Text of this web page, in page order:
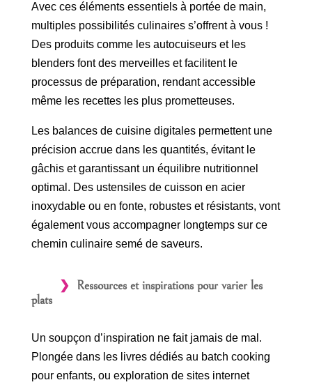
Avec ces éléments essentiels à portée de main,
multiples possibilités culinaires s’offrent à vous !
Des produits comme les autocuiseurs et les
blenders font des merveilles et facilitent le
processus de préparation, rendant accessible
même les recettes les plus prometteuses.
Les balances de cuisine digitales permettent une
précision accrue dans les quantités, évitant le
gâchis et garantissant un équilibre nutritionnel
optimal. Des ustensiles de cuisson en acier
inoxydable ou en fonte, robustes et résistants, vont
également vous accompagner longtemps sur ce
chemin culinaire semé de saveurs.
Ressources et inspirations pour varier les
plats
Un soupçon d’inspiration ne fait jamais de mal.
Plongée dans les livres dédiés au batch cooking
pour enfants, ou exploration de sites internet